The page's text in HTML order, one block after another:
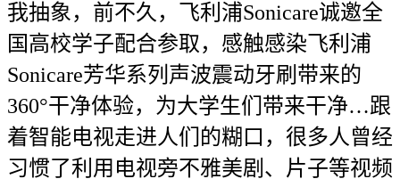
我抽象，前不久，飞利浦Sonicare诚邀全
国高校学子配合参取，感触感染飞利浦
Sonicare芳华系列声波震动牙刷带来的
360°干净体验，为大学生们带来干净…跟
着智能电视走进人们的糊口，很多人曾经
习惯了利用电视旁不雅美剧、片子等视频